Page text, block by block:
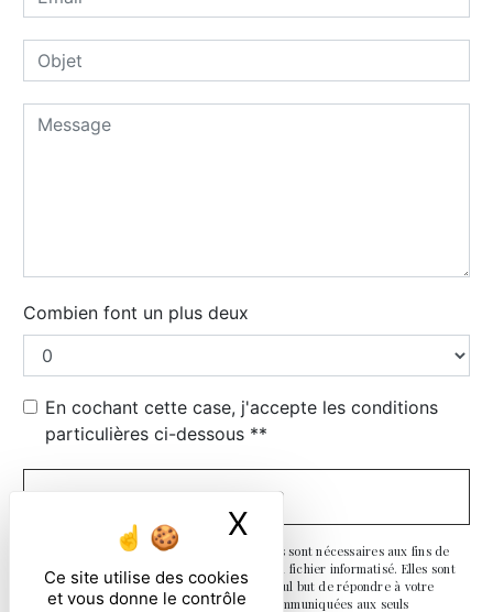
Ce site utilise des cookies
et vous donne le contrôle
X Masquer le
Combien font un plus deux
En cochant cette case, j'accepte les conditions
particulières ci-dessous **
ENVOYER
** Les données personnelles communiquées sont nécessaires aux fins de
vous contacter et sont enregistrées dans un fichier informatisé. Elles sont
destinées à et ses sous-traitants dans le seul but de répondre à votre
message. Les données collectées seront communiquées aux seuls